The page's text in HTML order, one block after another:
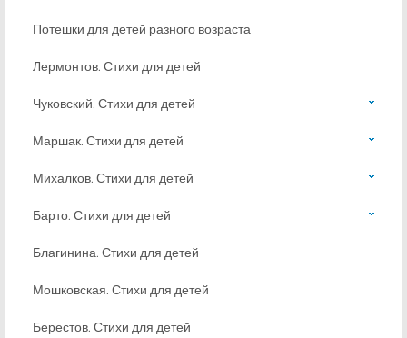
Потешки для детей разного возраста
Лермонтов. Стихи для детей
Чуковский. Стихи для детей
Маршак. Стихи для детей
Михалков. Стихи для детей
Барто. Стихи для детей
Благинина. Стихи для детей
Мошковская. Стихи для детей
Берестов. Стихи для детей